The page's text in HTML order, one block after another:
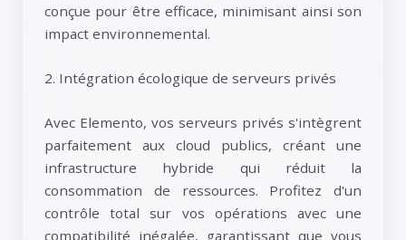
conçue pour être efficace, minimisant ainsi son
impact environnemental.
2. Intégration écologique de serveurs privés
Avec Elemento, vos serveurs privés s'intègrent
parfaitement aux cloud publics, créant une
infrastructure hybride qui réduit la
consommation de ressources. Profitez d'un
contrôle total sur vos opérations avec une
compatibilité inégalée, garantissant que vous